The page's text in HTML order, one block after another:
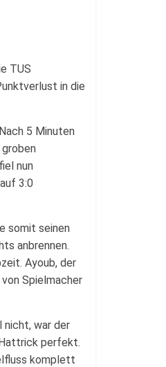
TUS
in die
5 Minuten
nun
3:0
somit seinen
anbrennen.
Ayoub, der
Spielmacher
war der
perfekt.
komplett